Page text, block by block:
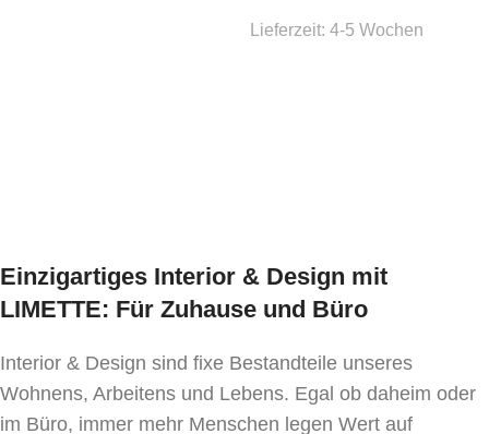
Lieferzeit: 4-5 Wochen
Einzigartiges Interior & Design mit
LIMETTE: Für Zuhause und Büro
Interior & Design sind fixe Bestandteile unseres
Wohnens, Arbeitens und Lebens. Egal ob daheim oder
im Büro, immer mehr Menschen legen Wert auf